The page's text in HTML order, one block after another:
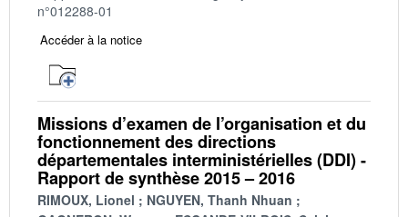
n°012288-01
Accéder à la notice
Missions d’examen de l’organisation et du
fonctionnement des directions
départementales interministérielles (DDI) -
Rapport de synthèse 2015 – 2016
RIMOUX, Lionel
NGUYEN, Thanh Nhuan